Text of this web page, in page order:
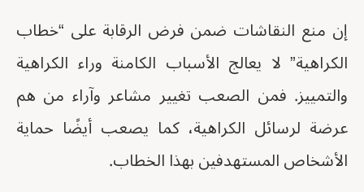
إن منع النقاشات ضمن فرض الرقابة على “خطاب
الكراهية” لا يعالج الأسباب الكامنة وراء الكراهية
والتمييز. فمن الصعب تغيير مشاعر وآراء من هم
عرضة لرسائل الكراهية، كما يصعب أيضًا حماية
الأشخاص المستهدفين بهذا الخطاب.